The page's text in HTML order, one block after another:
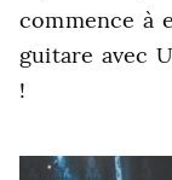
commence à
guitare avec
!